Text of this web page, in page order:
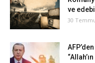
ve
30